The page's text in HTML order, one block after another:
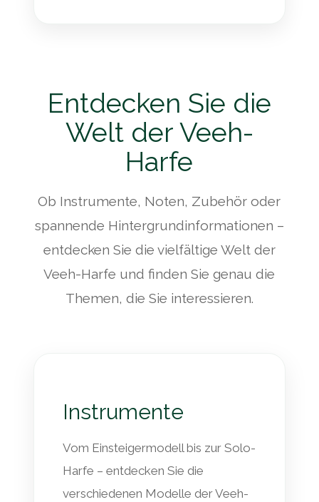
Entdecken Sie die
Welt der Veeh-
Harfe
Ob Instrumente, Noten, Zubehör oder
spannende Hintergrundinformationen –
entdecken Sie die vielfältige Welt der
Veeh-Harfe und finden Sie genau die
Themen, die Sie interessieren.
Instrumente
Vom Einsteigermodell bis zur Solo-
Harfe – entdecken Sie die
verschiedenen Modelle der Veeh-